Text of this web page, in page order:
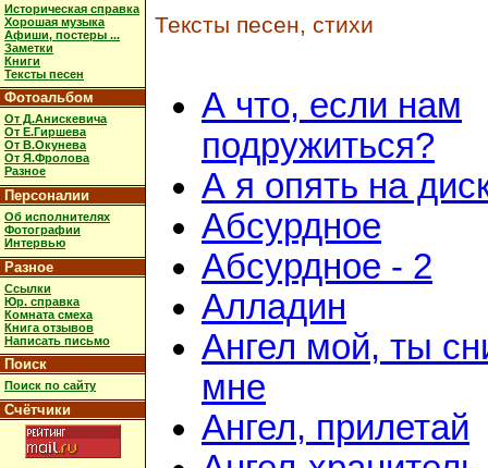
Историческая справка
Хорошая музыка
Афиши, постеры ...
Заметки
Книги
Тексты песен
Фотоальбом
От Д.Анискевича
От Е.Гиршева
От В.Окунева
От Я.Фролова
Разное
Персоналии
Об исполнителях
Фотографии
Интервью
Разное
Ссылки
Юр. справка
Комната смеха
Книга отзывов
Написать письмо
Поиск
Поиск по сайту
Счётчики
Тексты песен, стихи
А что, если нам
подружиться?
А я опять на
Абсурдное
Абсурдное - 2
Алладин
Ангел мой, ты
мне
Ангел, прилетай